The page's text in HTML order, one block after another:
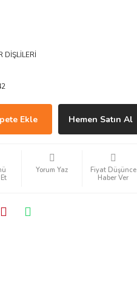
DİŞLİLERİ
Ekle Hemen Satın Al
Yorum Yaz
Fiyat Düşünce
Haber Ver